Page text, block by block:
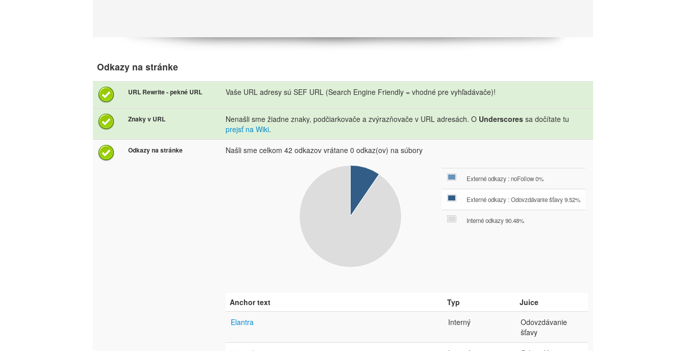
Odkazy na stránke
URL Rewrite - pekné URL Vaše URL adresy sú SEF URL (Search Engine Friendly = vhodné pre vyhľadávače)!
Znaky v URL Nenašli sme žiadne znaky, podčiarkovače a zvýrazňovače v URL adresách. O Underscores sa dočítate tu
prejsť na Wiki.
Odkazy na stránke Našli sme celkom 42 odkazov vrátane 0 odkaz(ov) na súbory
Externé odkazy : noFollow 0%
Externé odkazy : Odovzdávanie šťavy 9.52%
Interné odkazy 90.48%
Anchor text Typ
Juice
Elantra
Interný
Odovzdávanie
šťavy